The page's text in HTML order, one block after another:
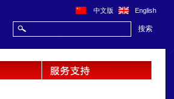
中文版 English
搜索